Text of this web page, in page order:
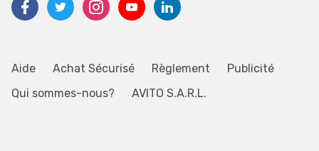
Aide Achat Sécurisé Règlement
Publicité
Qui sommes-nous?
AVITO S.A.R.L.